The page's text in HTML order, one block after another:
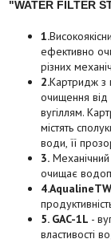
"WATER FILTER
1.
ефективно
різних
2.Картридж з
очищення від
вугіллям.
містять
води, її
3.Механічний
очищає
4.Aqualine
5. GAC-1L -
властивості